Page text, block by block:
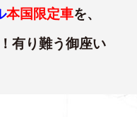
本国限定車を、
有り難う御座い